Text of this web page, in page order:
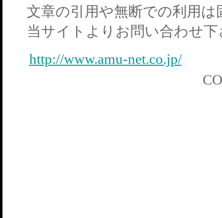
文章の引用や無断での利用
当サイトよりお問い合わせ下
http://www.amu-net.co.jp/